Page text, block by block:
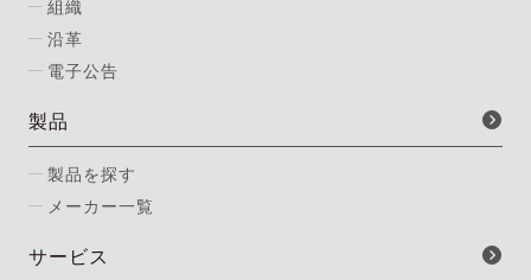
組織
沿革
電子公告
製品
製品を探す
メーカー一覧
サービス